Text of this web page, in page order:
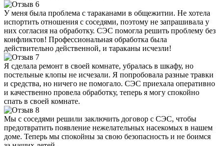
У меня была проблема с тараканами в общежитии. Не хотела
испортить отношения с соседями, поэтому не запрашивала у
них согласия на обработку. СЭС помогла решить проблему без
конфликтов! Профессиональная обработка была
действительно действенной, и тараканы исчезли!
Я сделала ремонт в своей комнате, убралась в шкафу, но
постельные клопы не исчезали. Я попробовала разные травки
и средства, но ничего не помогало. СЭС приехала оперативно
и качественно провела обработку, теперь я могу спокойно
спать в своей комнате.
Мы с соседями решили заключить договор с СЭС, чтобы
предотвратить появление нежелательных насекомых в нашем
доме. Теперь мы спокойны за свою безопасность и не боимся